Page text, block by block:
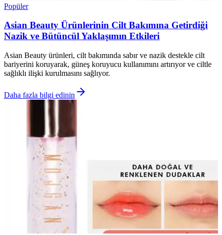
Popüler
Asian Beauty Ürünlerinin Cilt Bakımına Getirdiği
Nazik ve Bütüncül Yaklaşımın Etkileri
Asian Beauty ürünleri, cilt bakımında sabır ve nazik destekle cilt
bariyerini koruyarak, güneş koruyucu kullanımını artırıyor ve ciltle
sağlıklı ilişki kurulmasını sağlıyor.
Daha fazla bilgi edinin